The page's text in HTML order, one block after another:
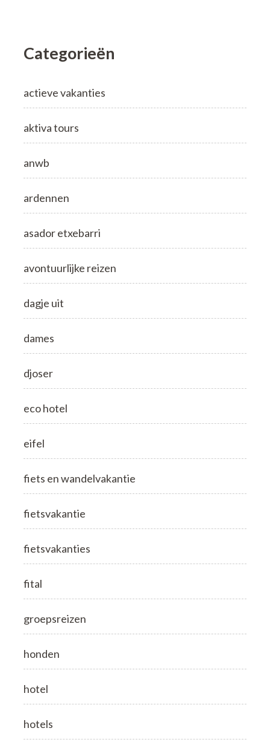
Categorieën
actieve vakanties
aktiva tours
anwb
ardennen
asador etxebarri
avontuurlijke reizen
dagje uit
dames
djoser
eco hotel
eifel
fiets en wandelvakantie
fietsvakantie
fietsvakanties
fital
groepsreizen
honden
hotel
hotels